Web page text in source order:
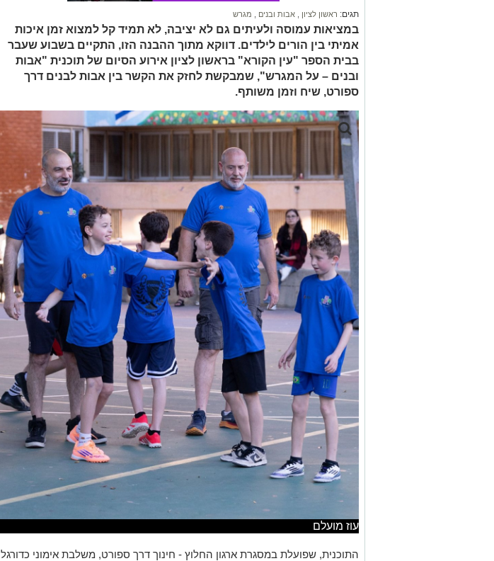
תגים: ראשון לציון אבות ובנים מגרש
במציאות עמוסה ולעיתים גם לא יציבה, לא תמיד קל למצוא זמן איכות
אמיתי בין הורים לילדים. דווקא מתוך ההבנה הזו, התקיים בשבוע שעבר
בבית הספר "עין הקורא" בראשון לציון אירוע הסיום של תוכנית "אבות
ובנים – על המגרש", שמבקשת לחזק את הקשר בין אבות לבנים דרך
ספורט, שיח וזמן משותף.
עוז מועלם
התוכנית, שפועלת במסגרת ארגון החלוץ - חינוך דרך ספורט, משלבת אימוני כדורגל